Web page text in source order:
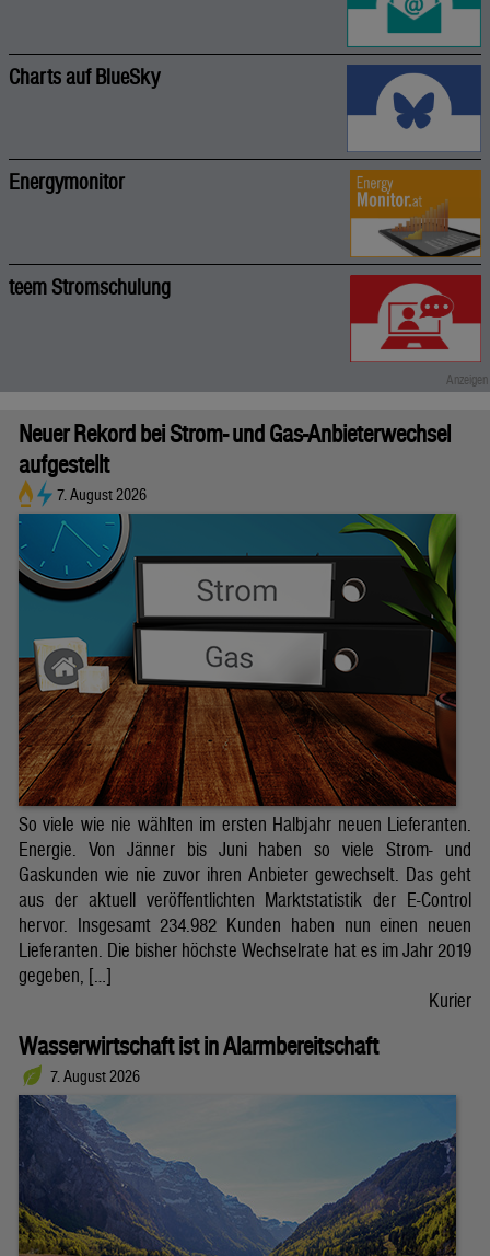
Charts auf BlueSky
Energymonitor
teem Stromschulung
Neuer Rekord bei Strom- und Gas-Anbieterwechsel
aufgestellt
7. August 2026
So viele wie nie wählten im ersten Halbjahr neuen Lieferanten.
Energie. Von Jänner bis Juni haben so viele Strom- und
Gaskunden wie nie zuvor ihren Anbieter gewechselt. Das geht
aus der aktuell veröffentlichten Marktstatistik der E-Control
hervor. Insgesamt 234.982 Kunden haben nun einen neuen
Lieferanten. Die bisher höchste Wechselrate hat es im Jahr 2019
gegeben, […]
Kurier
Wasserwirtschaft ist in Alarmbereitschaft
7. August 2026